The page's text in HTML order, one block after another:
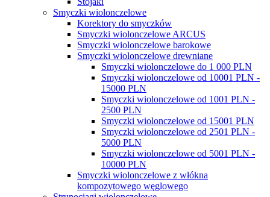
Smyczki wiolonczelowe
Korektory do smyczków
Smyczki wiolonczelowe ARCUS
Smyczki wiolonczelowe barokowe
Smyczki wiolonczelowe drewniane
Smyczki wiolonczelowe do 1 000 PLN
Smyczki wiolonczelowe od 10001 PLN -
15000 PLN
Smyczki wiolonczelowe od 1001 PLN -
2500 PLN
Smyczki wiolonczelowe od 15001 PLN
Smyczki wiolonczelowe od 2501 PLN -
5000 PLN
Smyczki wiolonczelowe od 5001 PLN -
10000 PLN
Smyczki wiolonczelowe z włókna
kompozytowego węglowego